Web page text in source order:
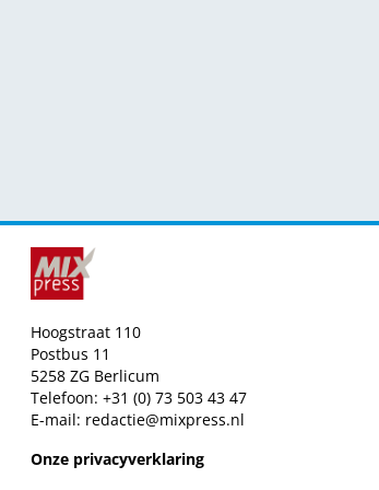
Hoogstraat 110
Postbus 11
5258 ZG Berlicum
Telefoon: +31 (0) 73 503 43 47
E-mail: redactie@mixpress.nl
Onze privacyverklaring